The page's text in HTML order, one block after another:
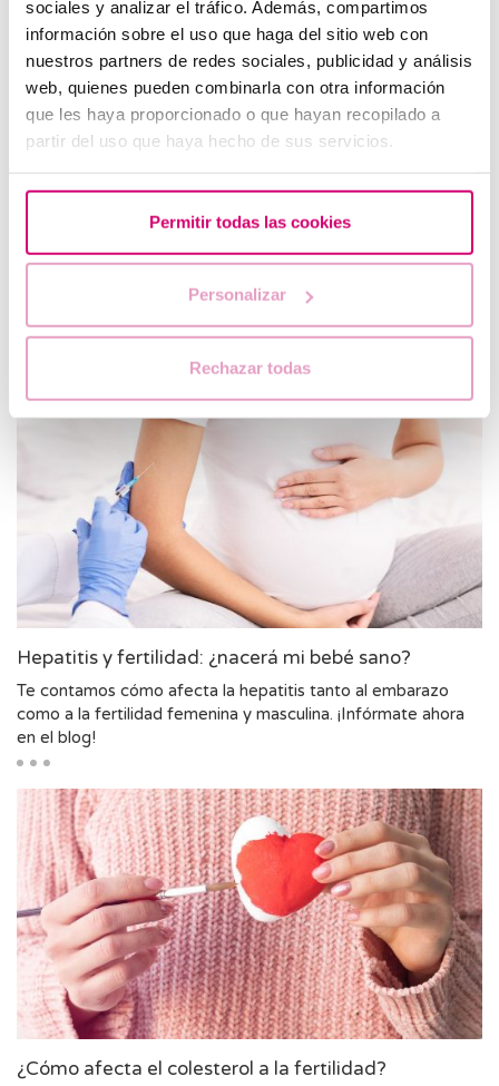
sociales y analizar el tráfico. Además, compartimos
información sobre el uso que haga del sitio web con
nuestros partners de redes sociales, publicidad y análisis
web, quienes pueden combinarla con otra información
que les haya proporcionado o que hayan recopilado a
partir del uso que haya hecho de sus servicios.
Permitir todas las cookies
Personalizar
Rechazar todas
¿Influye la contaminación en la fertilidad?
contaminación ambiental con consecuencias reales sobre la
fertilidad femenina y masculina. ¡Infórmate!
Hepatitis y fertilidad: ¿nacerá mi bebé sano?
Te contamos cómo afecta la hepatitis tanto al embarazo
como a la fertilidad femenina y masculina. ¡Infórmate ahora
en el blog!
¿Cómo afecta el colesterol a la fertilidad?